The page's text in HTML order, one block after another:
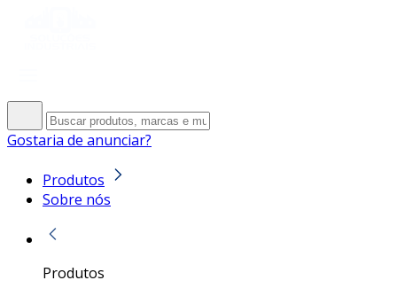
Gostaria de anunciar?
Produtos
Sobre nós
Produtos